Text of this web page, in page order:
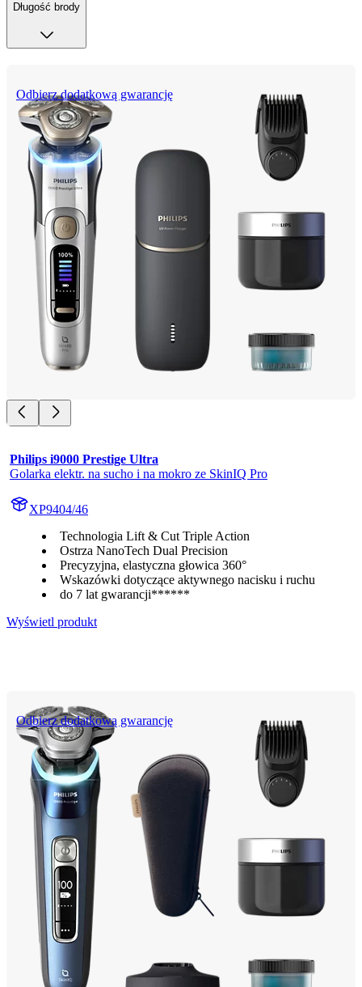
Długość brody
Odbierz dodatkową gwarancję
Philips i9000 Prestige Ultra
Golarka elektr. na sucho i na mokro ze SkinIQ Pro
XP9404/46
Technologia Lift & Cut Triple Action
Ostrza NanoTech Dual Precision
Precyzyjna, elastyczna głowica 360°
Wskazówki dotyczące aktywnego nacisku i ruchu
do 7 lat gwarancji******
Wyświetl produkt
Odbierz dodatkową gwarancję